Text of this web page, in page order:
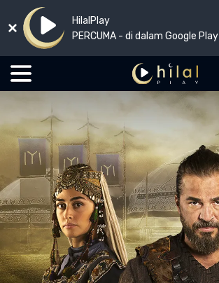
HilalPlay
PERCUMA - di dalam Google Play